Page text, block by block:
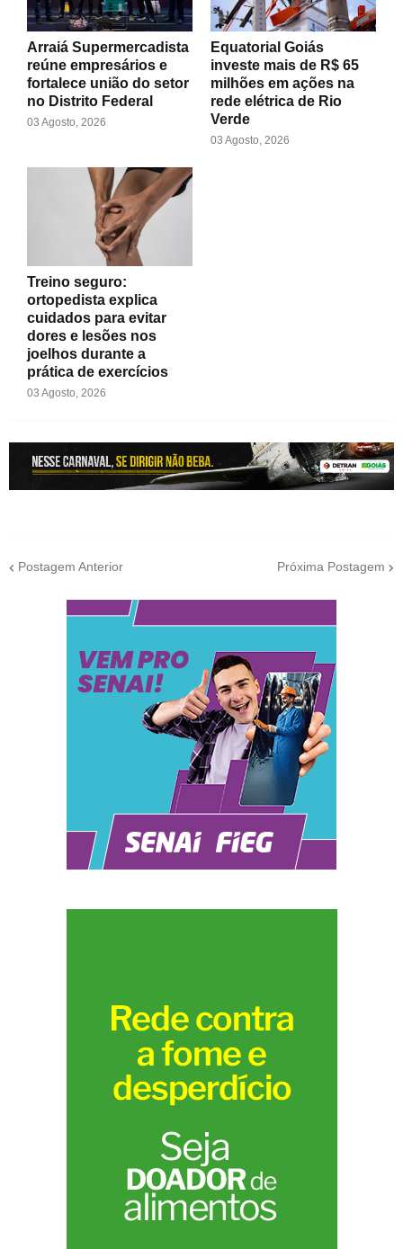
Arraiá Supermercadista
reúne empresários e
fortalece união do setor
no Distrito Federal
03 Agosto, 2026
Equatorial Goiás
investe mais de R$ 65
milhões em ações na
rede elétrica de Rio
Verde
03 Agosto, 2026
Treino seguro:
ortopedista explica
cuidados para evitar
dores e lesões nos
joelhos durante a
prática de exercícios
03 Agosto, 2026
Postagem Anterior Próxima Postagem